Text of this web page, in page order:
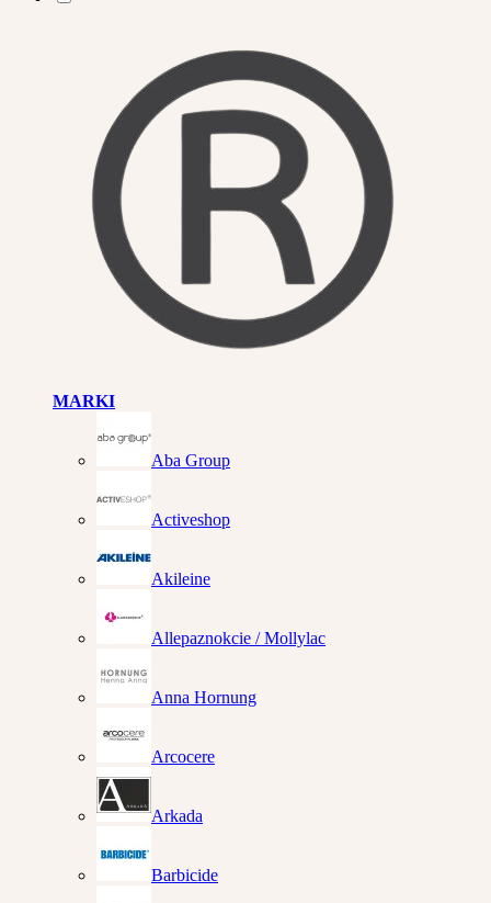
MARKI
Aba Group
Activeshop
Akileine
Allepaznokcie / Mollylac
Anna Hornung
Arcocere
Arkada
Barbicide